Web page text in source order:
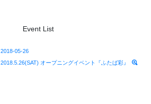
Event List
2018-05-26
2018.5.26(SAT) オープニングイベント『ふたば彩』